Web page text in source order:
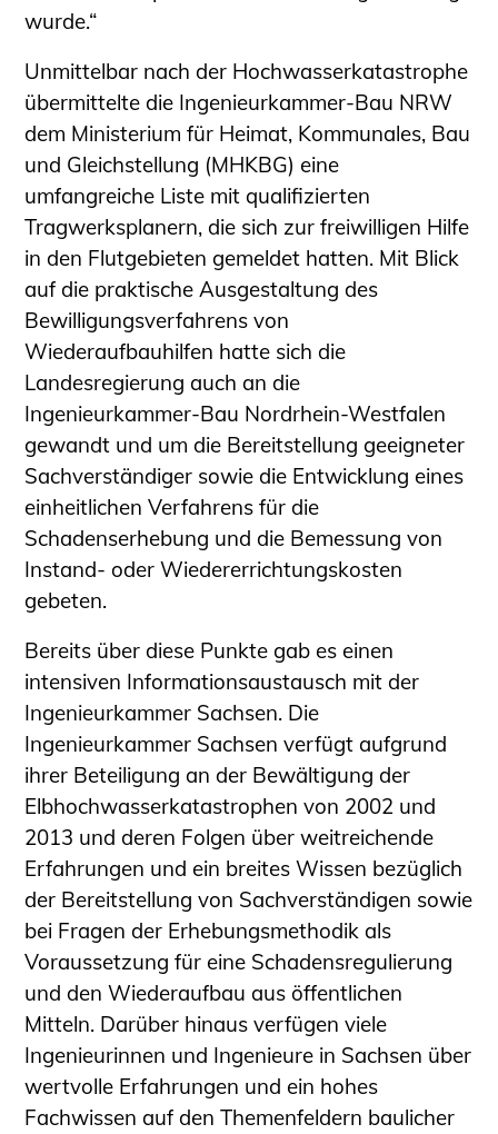
wurde.“
Unmittelbar nach der Hochwasserkatastrophe
übermittelte die Ingenieurkammer-Bau NRW
dem Ministerium für Heimat, Kommunales, Bau
und Gleichstellung (MHKBG) eine
umfangreiche Liste mit qualifizierten
Tragwerksplanern, die sich zur freiwilligen Hilfe
in den Flutgebieten gemeldet hatten. Mit Blick
auf die praktische Ausgestaltung des
Bewilligungsverfahrens von
Wiederaufbauhilfen hatte sich die
Landesregierung auch an die
Ingenieurkammer-Bau Nordrhein-Westfalen
gewandt und um die Bereitstellung geeigneter
Sachverständiger sowie die Entwicklung eines
einheitlichen Verfahrens für die
Schadenserhebung und die Bemessung von
Instand- oder Wiedererrichtungskosten
gebeten.
Bereits über diese Punkte gab es einen
intensiven Informationsaustausch mit der
Ingenieurkammer Sachsen. Die
Ingenieurkammer Sachsen verfügt aufgrund
ihrer Beteiligung an der Bewältigung der
Elbhochwasserkatastrophen von 2002 und
2013 und deren Folgen über weitreichende
Erfahrungen und ein breites Wissen bezüglich
der Bereitstellung von Sachverständigen sowie
bei Fragen der Erhebungsmethodik als
Voraussetzung für eine Schadensregulierung
und den Wiederaufbau aus öffentlichen
Mitteln. Darüber hinaus verfügen viele
Ingenieurinnen und Ingenieure in Sachsen über
wertvolle Erfahrungen und ein hohes
Fachwissen auf den Themenfeldern baulicher